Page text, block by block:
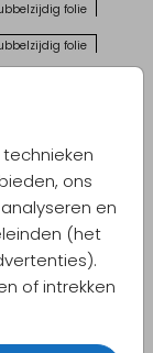
ons
en
(het
of intrekken
folie
folie
Goudfolie
Goudfolie
Goudfolie
Goudfolie